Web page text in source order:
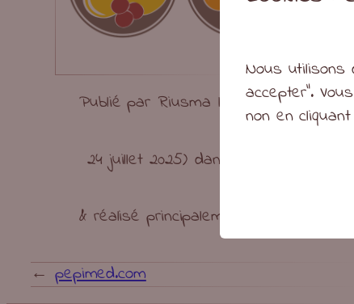
Publié par Riusma le 12 septembre
24 juillet 2025) dans le portfolio
& réalisé principalement avec
← pepimed.com
Nous utilisons
accepter".
non en